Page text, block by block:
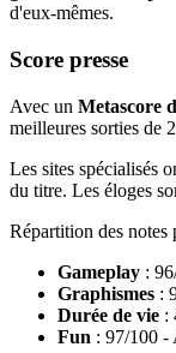
d'eux-mêmes.
Score presse
Avec un Metascore
meilleures sorties de
Les sites spécialisés
du titre. Les éloges
Répartition des notes
Gameplay :
Graphismes :
Durée de vie :
Fun : 97/100